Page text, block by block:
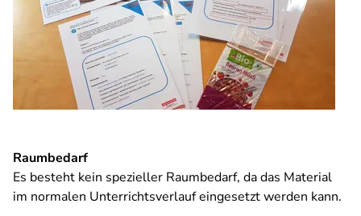
Raumbedarf
Es besteht kein spezieller Raumbedarf, da das Material
im normalen Unterrichtsverlauf eingesetzt werden kann.